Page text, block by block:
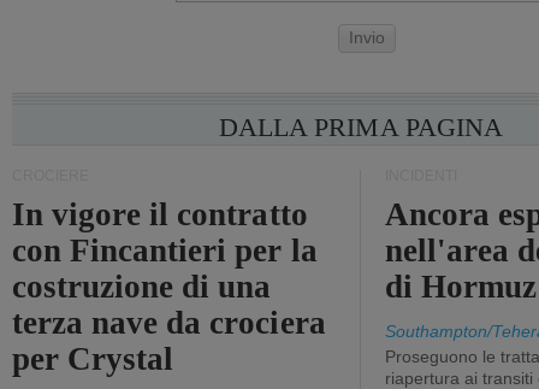
Invio
DALLA PRIMA PAGINA
In vigore il contratto
con Fincantieri per la
costruzione di una
terza nave da crociera
per Crystal
Ancora
nell'area
di Hormuz
Southampton/
Proseguono le
riapertura ai